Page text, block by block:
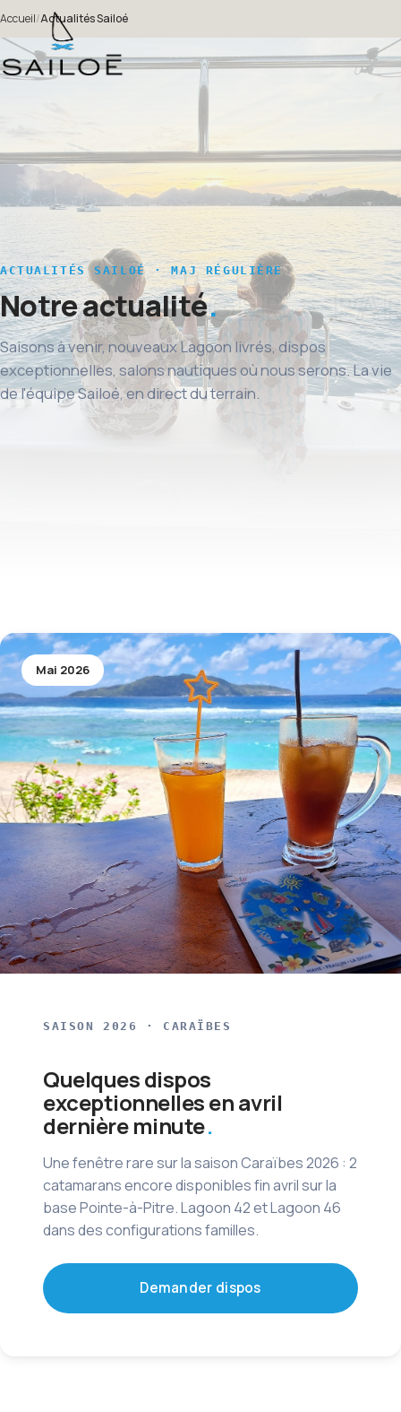
Accueil/Actualités Sailoé
ACTUALITÉS SAILOÉ · MAJ RÉGULIÈRE
Notre actualité
Saisons à venir, nouveaux Lagoon livrés, dispos
exceptionnelles, salons nautiques où nous serons. La vie
de l'équipe Sailoé, en direct du terrain.
Mai 2026
SAISON 2026 · CARAÏBES
Quelques dispos
exceptionnelles en avril
dernière minute
Une fenêtre rare sur la saison Caraïbes 2026 : 2
catamarans encore disponibles fin avril sur la
base Pointe-à-Pitre. Lagoon 42 et Lagoon 46
dans des configurations familles.
Demander dispos